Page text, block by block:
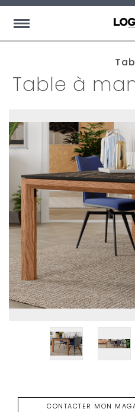
Table à
CONTACTER MON